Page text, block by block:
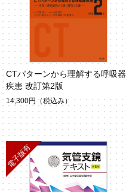
CTパターンから理解する呼吸器
疾患 改訂第2版
14,300円 （税込み）